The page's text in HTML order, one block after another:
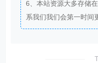
6、本站资源大多存储
系我们我们会第一时间